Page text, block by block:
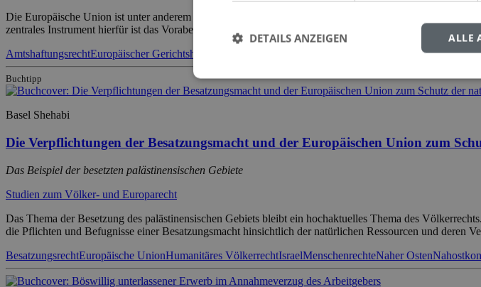
Die Europäische Union ist unter anderem eine Rechtsgemeinschaft, deren Funktionsfähigkeit davon
zentrales Instrument hierfür ist das Vorabentscheidungsverfahren gemäß Art. 267 AEUV, das nationale
AmtshaftungsrechtEuropäischer Gerichtshof Österreich
Buchtipp
Basel Shehabi
Die Verpflichtungen der Besatzungsmacht und der Europäischen Union zum
Das Beispiel der besetzten palästinensischen Gebiete
Studien zum Völker- und Europarecht
Das Thema der Besetzung des palästinensischen Gebiets bleibt ein hochaktuelles Thema des
die Pflichten und Befugnisse einer Besatzungsmacht hinsichtlich der natürlichen Ressourcen und deren
BesatzungsrechtEuropäische UnionHumanitäres VölkerrechtIsraelMenschenrechteNaher Osten
ALLE
DETAILS ANZEIGEN